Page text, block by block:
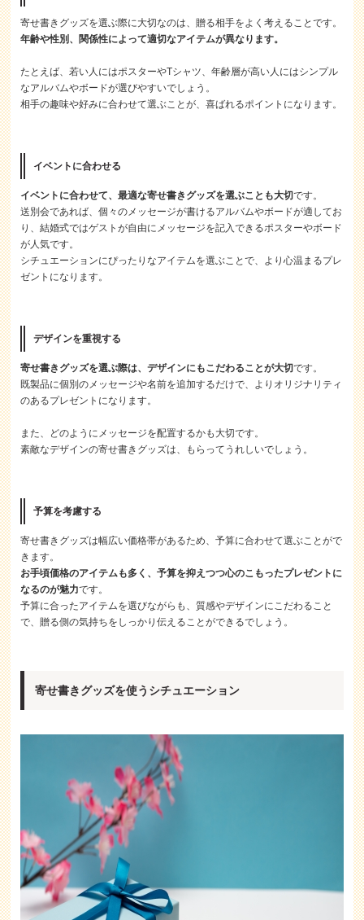
寄せ書きグッズを選ぶ際に大切なのは、贈る相手をよく考えることです。
年齢や性別、関係性によって適切なアイテムが異なります。
たとえば、若い人にはポスターやTシャツ、年齢層が高い人にはシンプル
なアルバムやボードが選びやすいでしょう。
相手の趣味や好みに合わせて選ぶことが、喜ばれるポイントになります。
イベントに合わせる
イベントに合わせて、最適な寄せ書きグッズを選ぶことも大切です。
送別会であれば、個々のメッセージが書けるアルバムやボードが適してお
り、結婚式ではゲストが自由にメッセージを記入できるポスターやボード
が人気です。
シチュエーションにぴったりなアイテムを選ぶことで、より心温まるプレ
ゼントになります。
デザインを重視する
寄せ書きグッズを選ぶ際は、デザインにもこだわることが大切です。
既製品に個別のメッセージや名前を追加するだけで、よりオリジナリティ
のあるプレゼントになります。
また、どのようにメッセージを配置するかも大切です。
素敵なデザインの寄せ書きグッズは、もらってうれしいでしょう。
予算を考慮する
寄せ書きグッズは幅広い価格帯があるため、予算に合わせて選ぶことがで
きます。
お手頃価格のアイテムも多く、予算を抑えつつ心のこもったプレゼントに
なるのが魅力です。
予算に合ったアイテムを選びながらも、質感やデザインにこだわること
で、贈る側の気持ちをしっかり伝えることができるでしょう。
寄せ書きグッズを使うシチュエーション